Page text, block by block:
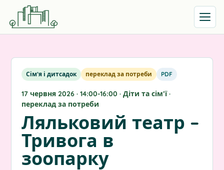
Сім’я і дитсадок переклад за потреби PDF
17 червня 2026 · 14:00-16:00 · Діти та сім’ї ·
переклад за потреби
Ляльковий театр –
Тривога в
зоопарку